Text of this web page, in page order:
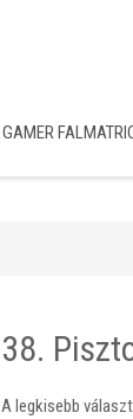
GAMER
38.
A legkisebb